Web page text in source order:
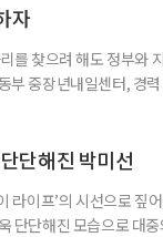
하거나 스스로 적절하
자
를 찾으려 해도 정부와
부 중장년내일센터, 경
도 구직활동이 쉽지 않
단해진 박미선
라이프’의 시선으로 짚
단단해진 모습으로 대